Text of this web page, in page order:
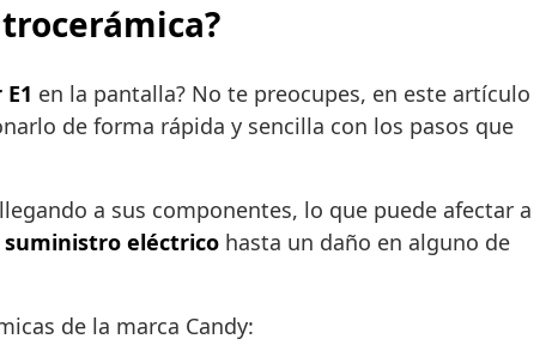
en la pantalla? No te preocupes, en este artículo
de forma rápida y sencilla con los pasos que
a sus componentes, lo que puede afectar a
eléctrico hasta un daño en alguno de
de la marca Candy: